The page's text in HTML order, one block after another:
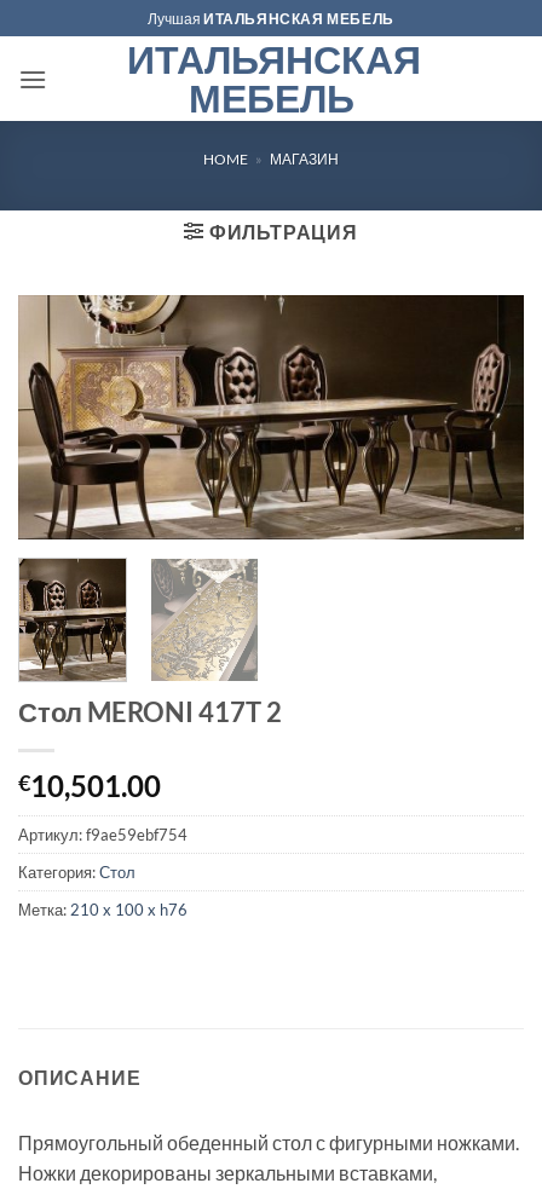
to
content
ЛучшаяИТАЛЬЯНСКАЯ МЕБЕЛЬ
ИТАЛЬЯНСКАЯ
МЕБЕЛЬ
HOME » МАГАЗИН
ФИЛЬТРАЦИЯ
Стол MERONI 417T 2
€10,501.00
Артикул:f9ae59ebf754
Категория:Стол
Метка: 210 x 100 x h76
ОПИСАНИЕ
Прямоугольный обеденный стол с фигурными ножками.
Ножки декорированы зеркальными вставками,